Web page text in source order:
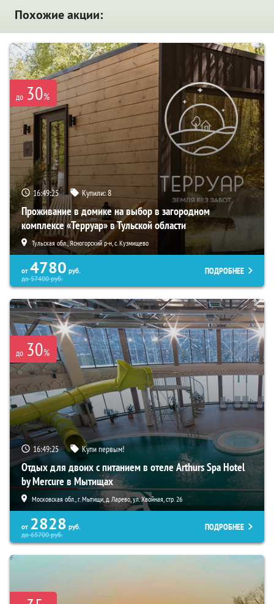
Похожие акции:
до 30%
16:49:23 Купили:8
Проживание в домике на выбор в загородном
комплексе «Терруар» в Тульской области
Тульская обл., Ясногорский р-н, с. Кузмищево
от 4780 руб.
до57400руб.
ПОДРОБНЕЕ
до 30%
16:49:23 Купи первым!
Отдых для двоих с питанием в отеле Arthurs Spa Hotel
by Mercure в Мытищах
Московская обл., г. Мытищи, д. Ларево, ул. Хвойная, стр. 26
от 2828 руб.
до65700руб.
ПОДРОБНЕЕ